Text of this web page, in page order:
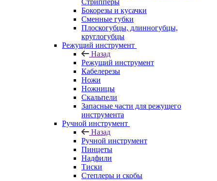
Стрипперы
Бокорезы и кусачки
Сменные губки
Плоскогубцы, длинногубцы,
круглогубцы
Режущий инструмент
Назад
Режущий инструмент
Кабелерезы
Ножи
Ножницы
Скальпели
Запасные части для режущего
инструмента
Ручной инструмент
Назад
Ручной инструмент
Пинцеты
Надфили
Тиски
Степлеры и скобы